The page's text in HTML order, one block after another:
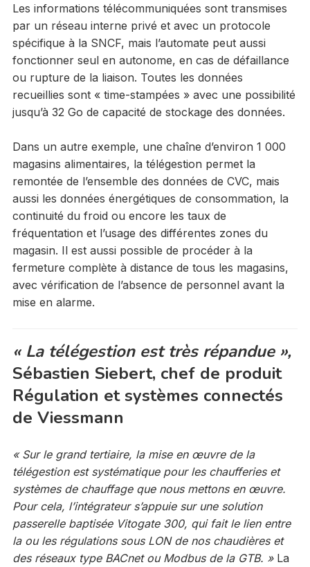
Les informations télécommuniquées sont transmises
par un réseau interne privé et avec un protocole
spécifique à la SNCF, mais l’automate peut aussi
fonctionner seul en autonome, en cas de défaillance
ou rupture de la liaison. Toutes les données
recueillies sont « time-stampées » avec une possibilité
jusqu’à 32 Go de capacité de stockage des données.
Dans un autre exemple, une chaîne d’environ 1 000
magasins alimentaires, la télégestion permet la
remontée de l’ensemble des données de CVC, mais
aussi les données énergétiques de consommation, la
continuité du froid ou encore les taux de
fréquentation et l’usage des différentes zones du
magasin. Il est aussi possible de procéder à la
fermeture complète à distance de tous les magasins,
avec vérification de l’absence de personnel avant la
mise en alarme.
« La télégestion est très répandue »,
Sébastien Siebert, chef de produit
Régulation et systèmes connectés
de Viessmann
« Sur le grand tertiaire, la mise en œuvre de la
télégestion est systématique pour les chaufferies et
systèmes de chauffage que nous mettons en œuvre.
Pour cela, l’intégrateur s’appuie sur une solution
passerelle baptisée Vitogate 300, qui fait le lien entre
la ou les régulations sous LON de nos chaudières et
des réseaux type BACnet ou Modbus de la GTB. »La